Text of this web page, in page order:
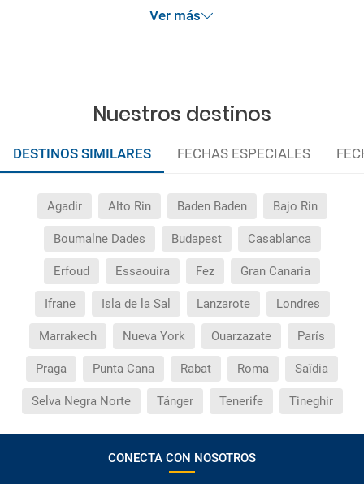
Ver más
Nuestros destinos
DESTINOS SIMILARES FECHAS ESPECIALES
Agadir Alto Rin Baden Baden Bajo Rin
Boumalne Dades Budapest Casablanca
Erfoud Essaouira Fez Gran Canaria
Ifrane Isla de la Sal Lanzarote Londres
Marrakech Nueva York Ouarzazate París
Praga Punta Cana Rabat Roma Saïdia
Selva Negra Norte Tánger Tenerife Tineghir
CONECTA CON NOSOTROS